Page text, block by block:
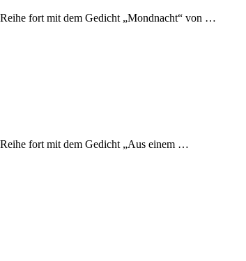
fort mit dem Gedicht „Mondnacht“ von …
fort mit dem Gedicht „Aus einem …